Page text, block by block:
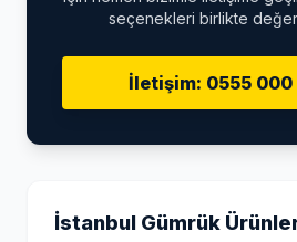
seçenekleri birlikte
İletişim: 0555
İstanbul Gümrük